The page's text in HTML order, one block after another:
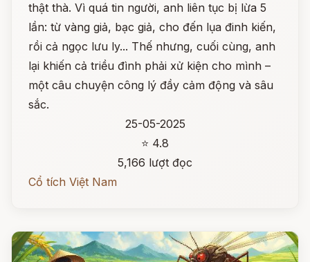
thật thà. Vì quá tin người, anh liên tục bị lừa 5
lần: từ vàng giả, bạc giả, cho đến lụa đinh kiến,
rồi cả ngọc lưu ly... Thế nhưng, cuối cùng, anh
lại khiến cả triều đình phải xử kiện cho mình –
một câu chuyện công lý đầy cảm động và sâu
sắc.
25-05-2025
⭐ 4.8
5,166 lượt đọc
Cổ tích Việt Nam